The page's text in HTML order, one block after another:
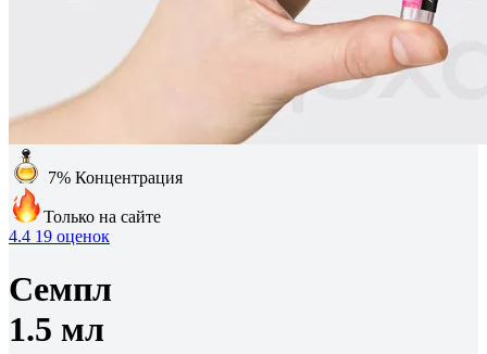
7% Концентрация
Только на сайте
4.4 19 оценок
Семпл
1.5 мл